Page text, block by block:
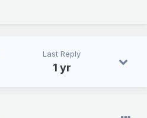
Last Reply
1 yr